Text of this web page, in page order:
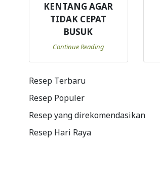
KENTANG AGAR
TIDAK CEPAT
BUSUK
Continue Reading
Resep Terbaru
Resep Populer
Resep yang direkomendasikan
Resep Hari Raya